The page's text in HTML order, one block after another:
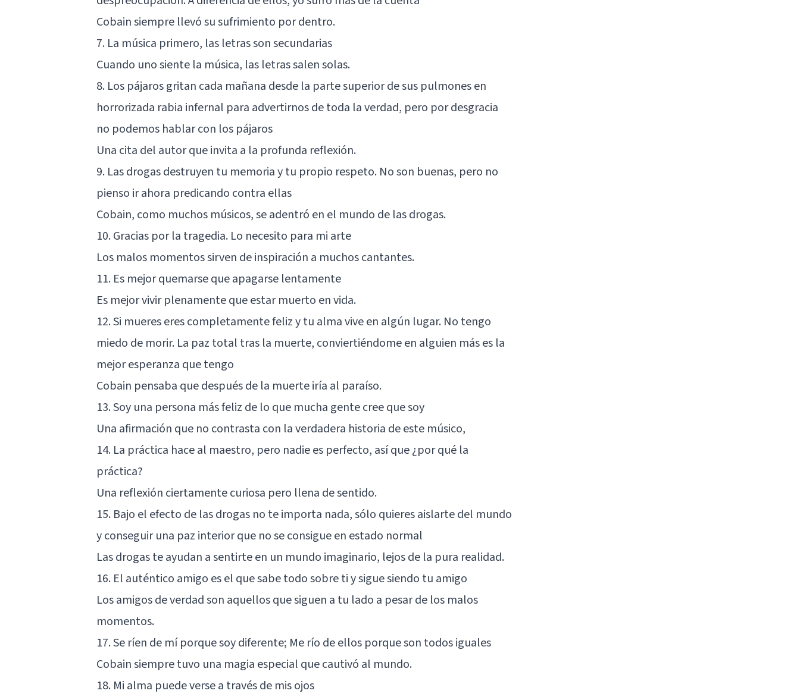
Cobain siempre llevó su sufrimiento por dentro.
7. La música primero, las letras son secundarias
Cuando uno siente la música, las letras salen solas.
8. Los pájaros gritan cada mañana desde la parte superior de sus pulmones en
horrorizada rabia infernal para advertirnos de toda la verdad, pero por desgracia
no podemos hablar con los pájaros
Una cita del autor que invita a la profunda reflexión.
9. Las drogas destruyen tu memoria y tu propio respeto. No son buenas, pero no
pienso ir ahora predicando contra ellas
Cobain, como muchos músicos, se adentró en el mundo de las drogas.
10. Gracias por la tragedia. Lo necesito para mi arte
Los malos momentos sirven de inspiración a muchos cantantes.
11. Es mejor quemarse que apagarse lentamente
Es mejor vivir plenamente que estar muerto en vida.
12. Si mueres eres completamente feliz y tu alma vive en algún lugar. No tengo
miedo de morir. La paz total tras la muerte, conviertiéndome en alguien más es la
mejor esperanza que tengo
Cobain pensaba que después de la muerte iría al paraíso.
13. Soy una persona más feliz de lo que mucha gente cree que soy
Una afirmación que no contrasta con la verdadera historia de este músico,
14. La práctica hace al maestro, pero nadie es perfecto, así que ¿por qué la
práctica?
Una reflexión ciertamente curiosa pero llena de sentido.
15. Bajo el efecto de las drogas no te importa nada, sólo quieres aislarte del mundo
y conseguir una paz interior que no se consigue en estado normal
Las drogas te ayudan a sentirte en un mundo imaginario, lejos de la pura realidad.
16. El auténtico amigo es el que sabe todo sobre ti y sigue siendo tu amigo
Los amigos de verdad son aquellos que siguen a tu lado a pesar de los malos
momentos.
17. Se ríen de mí porque soy diferente; Me río de ellos porque son todos iguales
Cobain siempre tuvo una magia especial que cautivó al mundo.
18. Mi alma puede verse a través de mis ojos